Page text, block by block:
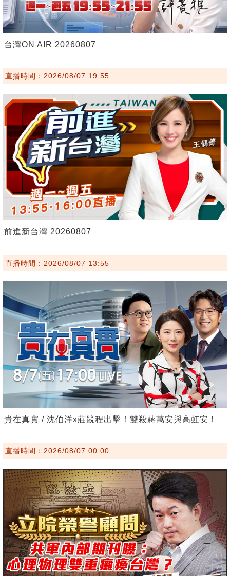
台灣ON AIR 20260807
直播時間：2026/08/07 19:55
前進新台灣 20260807
直播時間：2026/08/07 13:55
貴在真實 / 沈伯洋x莊競程出擊！雙殺蔣萬安與高虹安！
直播時間：2026/08/07 00:00